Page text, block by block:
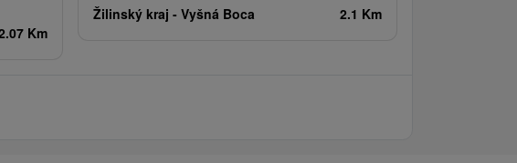
Km
Žilinský kraj - Vyšná Boca 2.1 Km